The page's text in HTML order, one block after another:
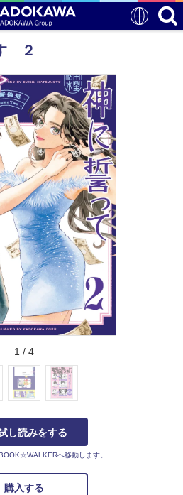
２
1 / 4
し読みをする
へ移動します。
購入する